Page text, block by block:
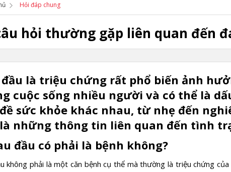
Hỏi đáp chung
hỏi thường gặp liên quan đến
là triệu chứng rất phổ biến ảnh
cuộc sống nhiều người và có thể là
sức khỏe khác nhau, từ nhẹ đến
những thông tin liên quan đến tình
đầu có phải là bệnh không?
không phải là một căn bệnh cụ thể mà thường là triệu chứng của